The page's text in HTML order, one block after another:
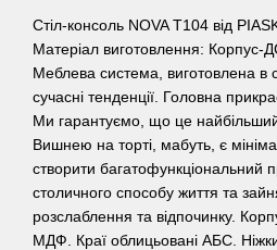
Стіл-консоль NOVA T104 від
Матеріал виготовлення:
Меблева система, виготовлена в
сучасні тенденції. Головна
Ми гарантуємо, що це найбільший
Вишнею на торті, мабуть, є
створити багатофункціональний
столичного способу життя та
розслаблення та відпочинку.
МДФ. Краї облицьовані АБС. Ніжки